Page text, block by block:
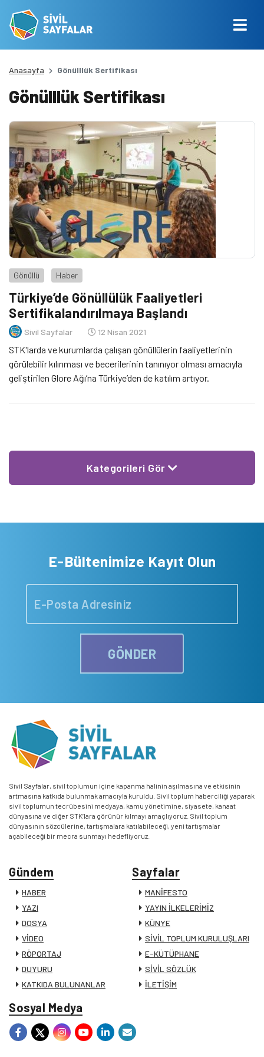
Anasayfa Gönülllük Sertifikası
Gönülllük Sertifikası
Gönüllü Haber
Türkiye’de Gönüllülük Faaliyetleri
Sertifikalandırılmaya Başlandı
Sivil Sayfalar 12 Nisan 2021
STK'larda ve kurumlarda çalışan gönüllülerin faaliyetlerinin
görülebilir kılınması ve becerilerinin tanınıyor olması amacıyla
geliştirilen Glore Ağı’na Türkiye’den de katılım artıyor.
Kategorileri Gör
E-Bültenimize Kayıt Olun
GÖNDER
Sivil Sayfalar, sivil toplumun içine kapanma halinin aşılmasına ve etkisinin
artmasına katkıda bulunmak amacıyla kuruldu. Sivil toplum haberciliği yaparak
sivil toplumun tecrübesini medyaya, kamu yönetimine, siyasete, kanaat
dünyasına ve diğer STK’lara görünür kılmayı amaçlıyoruz. Sivil toplum
dünyasının sözcülerine, tartışmalara katılabileceği, yeni tartışmalar
açabileceği bir mecra sunmayı hedefliyoruz.
Gündem
HABER
YAZI
DOSYA
VİDEO
RÖPORTAJ
DUYURU
KATKIDA BULUNANLAR
Sayfalar
MANİFESTO
YAYIN İLKELERİMİZ
KÜNYE
SİVİL TOPLUM KURULUŞLARI
E-KÜTÜPHANE
SİVİL SÖZLÜK
İLETİŞİM
Sosyal Medya